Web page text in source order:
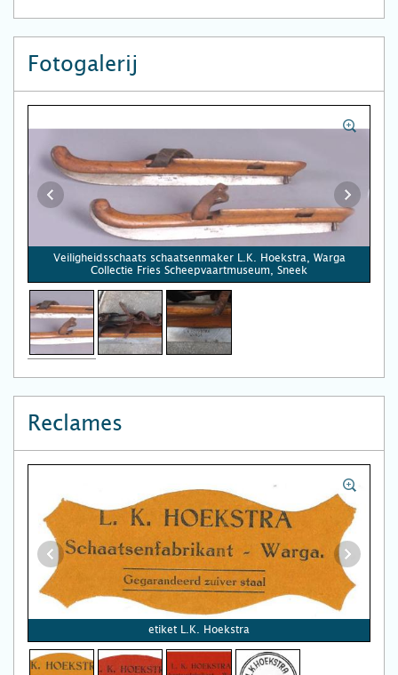
Fotogalerij
Veiligheidsschaats schaatsenmaker L.K. Hoekstra, Warga
Collectie Fries Scheepvaartmuseum, Sneek
Reclames
etiket L.K. Hoekstra